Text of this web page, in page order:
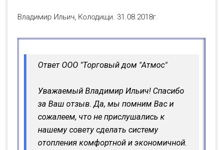
Владимир Ильич, Колодищи. 31.08.2018г.
Ответ ООО "Торговый дом "Атмос"
Уважаемый Владимир Ильич! Спасибо
за Ваш отзыв. Да, мы помним Вас и
сожалеем, что не прислушались к
нашему совету сделать систему
отопления комфортной и экономичной.